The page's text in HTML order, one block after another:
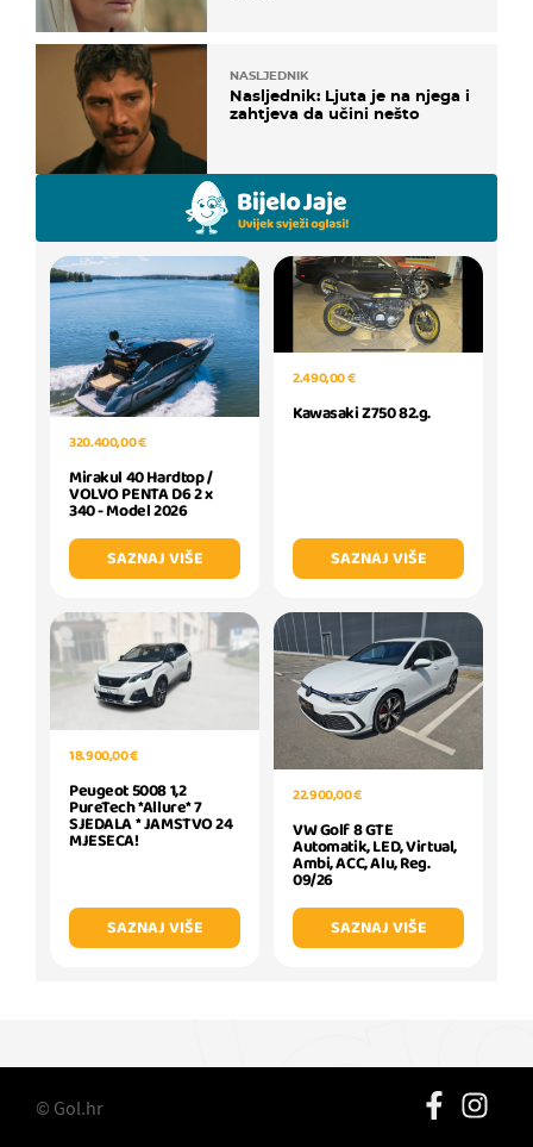
NASLJEDNIK
Nasljednik: Ljuta je na njega i
zahtjeva da učini nešto
320.400,00 €
Mirakul 40 Hardtop /
VOLVO PENTA D6 2 x
340 - Model 2026
SAZNAJ VIŠE
2.490,00 €
Kawasaki Z750 82.g.
SAZNAJ VIŠE
18.900,00 €
Peugeot 5008 1,2
PureTech *Allure* 7
SJEDALA * JAMSTVO 24
MJESECA!
SAZNAJ VIŠE
22.900,00 €
VW Golf 8 GTE
Automatik, LED, Virtual,
Ambi, ACC, Alu, Reg.
09/26
SAZNAJ VIŠE
© Gol.hr